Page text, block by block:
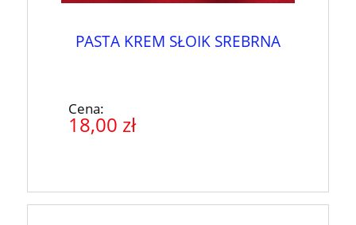
PASTA KREM SŁOIK SREBRNA
Cena:
18,00 zł